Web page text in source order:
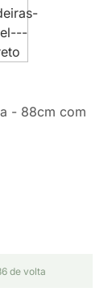
- 88cm com
de volta